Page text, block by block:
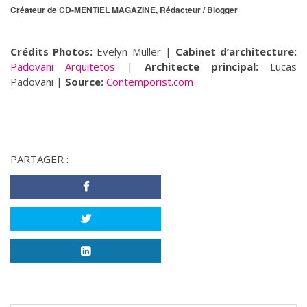
Créateur de CD-MENTIEL MAGAZINE, Rédacteur / Blogger
Crédits Photos: Evelyn Muller | Cabinet d’architecture:
Padovani Arquitetos | Architecte principal: Lucas
Padovani | Source: Contemporist.com
PARTAGER :